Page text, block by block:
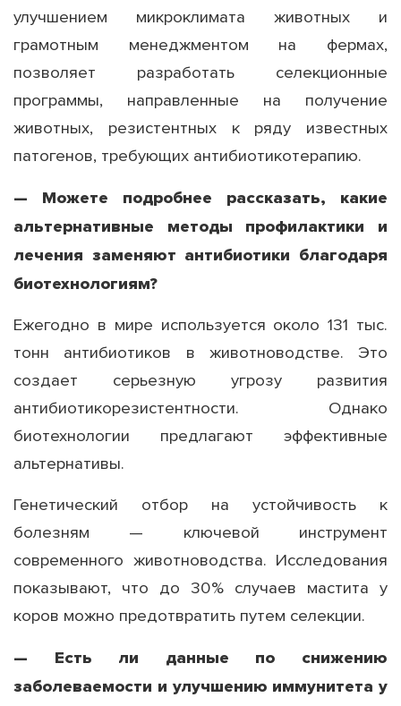
улучшением микроклимата животных и
грамотным менеджментом на фермах,
позволяет разработать селекционные
программы, направленные на получение
животных, резистентных к ряду известных
патогенов, требующих антибиотикотерапию.
— Можете подробнее рассказать, какие
альтернативные методы профилактики и
лечения заменяют антибиотики благодаря
биотехнологиям?
Ежегодно в мире используется около 131 тыс.
тонн антибиотиков в животноводстве. Это
создает серьезную угрозу развития
антибиотикорезистентности. Однако
биотехнологии предлагают эффективные
альтернативы.
Генетический отбор на устойчивость к
болезням — ключевой инструмент
современного животноводства. Исследования
показывают, что до 30% случаев мастита у
коров можно предотвратить путем селекции.
— Есть ли данные по снижению
заболеваемости и улучшению иммунитета у